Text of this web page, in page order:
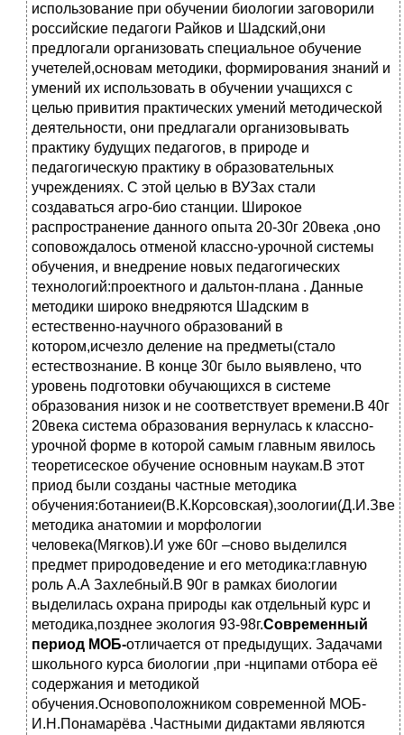
использование при обучении биологии заговорили
российские педагоги Райков и Шадский,они
предлогали организовать специальное обучение
учетелей,основам методики, формирования знаний и
умений их использовать в обучении учащихся с
целью привития практических умений методической
деятельности, они предлагали организовывать
практику будущих педагогов, в природе и
педагогическую практику в образовательных
учреждениях. С этой целью в ВУЗах стали
создаваться агро-био станции. Широкое
распространение данного опыта 20-30г 20века ,оно
соповождалось отменой классно-урочной системы
обучения, и внедрение новых педагогических
технологий:проектного и дальтон-плана . Данные
методики широко внедряются Шадским в
естественно-научного образований в
котором,исчезло деление на предметы(стало
естествознание. В конце 30г было выявлено, что
уровень подготовки обучающихся в системе
образования низок и не соответствует времени.В 40г
20века система образования вернулась к классно-
урочной форме в которой самым главным явилось
теоретисеское обучение основным наукам.В этот
приод были созданы частные методика
методика анатомии и морфологии
человека(Мягков).И уже 60г –сново выделился
предмет природоведение и его методика:главную
роль А.А Захлебный.В 90г в рамках биологии
выделилась охрана природы как отдельный курс и
методика,позднее экология 93-98г.Современный
период МОБ-отличается от предыдущих. Задачами
школьного курса биологии ,при -нципами отбора её
содержания и методикой
обучения.Основоположником современной МОБ-
И.Н.Понамарёва .Частными дидактами являются